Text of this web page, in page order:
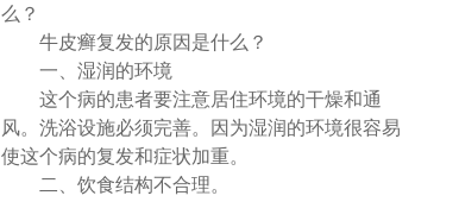
么？
牛皮癣复发的原因是什么？
一、湿润的环境
这个病的患者要注意居住环境的干燥和通
风。洗浴设施必须完善。因为湿润的环境很容易
使这个病的复发和症状加重。
二、饮食结构不合理。